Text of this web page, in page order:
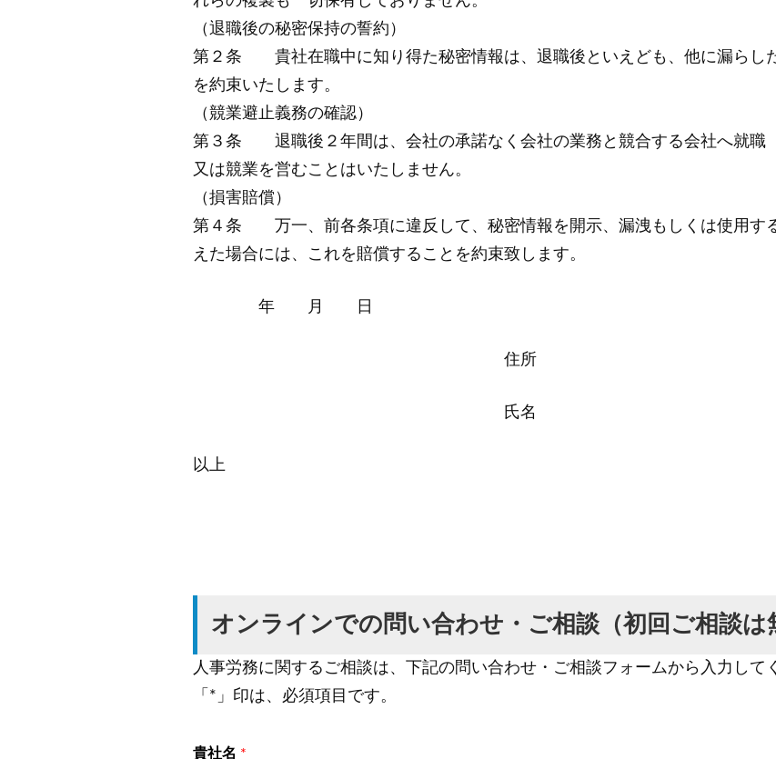
（退職後の秘密保持の誓約）
第２条 貴社在職中に知り得た秘密情報は、退職後といえども、他に漏らし
を約束いたします。
（競業避止義務の確認）
第３条 退職後２年間は、会社の承諾なく会社の業務と競合する会社へ就職
又は競業を営むことはいたしません。
（損害賠償）
第４条 万一、前各条項に違反して、秘密情報を開示、漏洩もしくは使用す
えた場合には、これを賠償することを約束致します。
年 月 日
住所
氏名 ○
以上
オンラインでの問い合わせ・ご相談（初回ご相談は
人事労務に関するご相談は、下記の問い合わせ・ご相談フォームから入力して
「*」印は、必須項目です。
貴社名 *